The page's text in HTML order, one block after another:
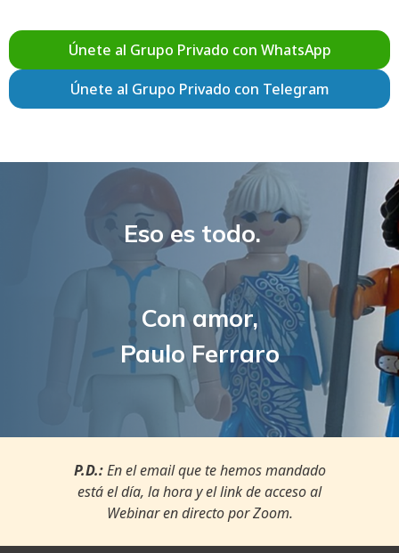
Únete al Grupo Privado con WhatsApp
Únete al Grupo Privado con Telegram
Eso es todo.
Con amor,
Paulo Ferraro
P.D.:En el email que te hemos mandado
está el día, la hora y el link de acceso al
Webinar en directo por Zoom.